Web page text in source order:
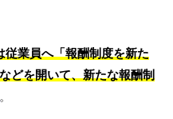
従業員へ「報酬制度を新た
どを開いて、新たな報酬制
。